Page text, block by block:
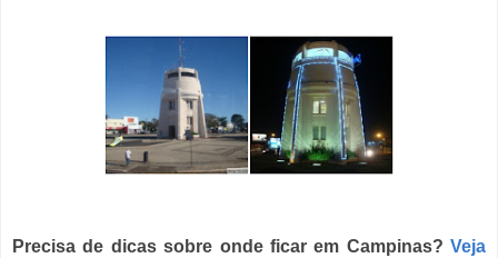
Precisa de dicas sobre onde ficar em Campinas? Veja